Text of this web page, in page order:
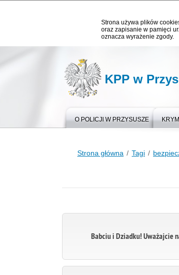
Strona używa plików
oraz zapisanie w pamięci
oznacza wyrażenie zgody.
KPP w
O POLICJI W PRZYSUSZE
Strona główna Tagi
Babciu i Dziadku! Uważajcie